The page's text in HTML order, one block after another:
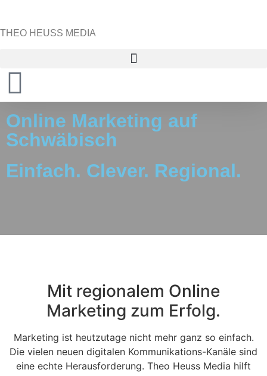
THEO HEUSS MEDIA
Online Marketing auf
Schwäbisch
Einfach. Clever. Regional.
Mit regionalem Online
Marketing zum Erfolg.
Marketing ist heutzutage nicht mehr ganz so einfach.
Die vielen neuen digitalen Kommunikations-Kanäle sind
eine echte Herausforderung. Theo Heuss Media hilft